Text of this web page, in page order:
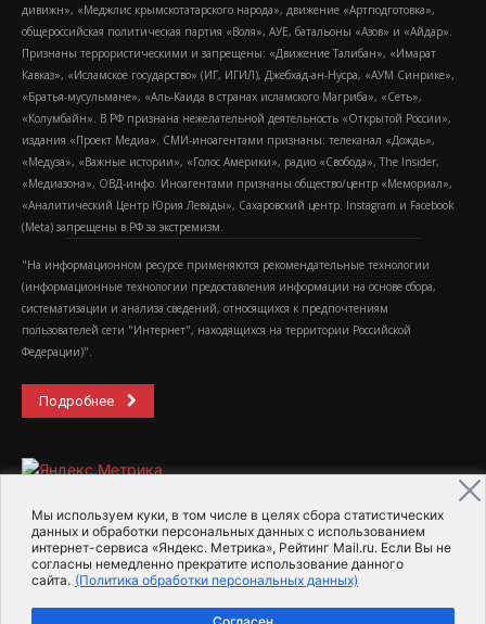
Мы используем куки, в том числе в целях сбора статистических
данных и обработки персональных данных с использованием
интернет-сервиса «Яндекс. Метрика», Рейтинг Mail.ru. Если Вы не
согласны немедленно прекратите использование данного
сайта. (Политика обработки персональных данных)
Согласен
дивижн», «Меджлис крымскотатарского народа», движение «Артподготовка»,
общероссийская политическая партия «Воля», АУЕ, батальоны «Азов» и «Айдар».
Признаны террористическими и запрещены: «Движение Талибан», «Имарат
Кавказ», «Исламское государство» (ИГ, ИГИЛ), Джебхад-ан-Нусра, «АУМ Синрике»,
«Братья-мусульмане», «Аль-Каида в странах исламского Магриба», «Сеть»,
«Колумбайн». В РФ признана нежелательной деятельность «Открытой России»,
издания «Проект Медиа». СМИ-иноагентами признаны: телеканал «Дождь»,
«Медуза», «Важные истории», «Голос Америки», радио «Свобода», The Insider,
«Медиазона», ОВД-инфо. Иноагентами признаны общество/центр «Мемориал»,
«Аналитический Центр Юрия Левады», Сахаровский центр. Instagram и Facebook
(Metа) запрещены в РФ за экстремизм.
"На информационном ресурсе применяются рекомендательные технологии
(информационные технологии предоставления информации на основе сбора,
систематизации и анализа сведений, относящихся к предпочтениям
пользователей сети "Интернет", находящихся на территории Российской
Федерации)".
Подробнее
2015-2026- Информационное агентство МедиаПоток
Для справки Об издании
Пользовательское соглашение